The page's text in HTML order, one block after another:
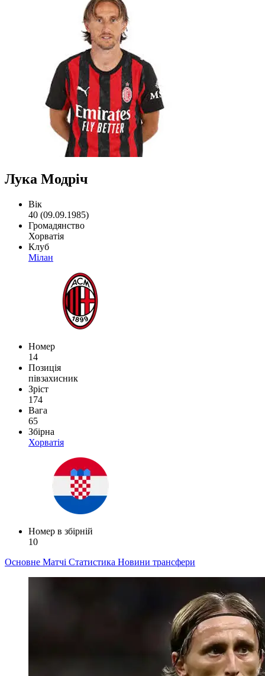
Лука Модріч
Вік
40 (09.09.1985)
Громадянство
Хорватія
Клуб
Мілан
Номер
14
Позиція
півзахисник
Зріст
174
Вага
65
Збірна
Хорватія
Номер в збірній
10
Основне Матчі Статистика Новини трансфери